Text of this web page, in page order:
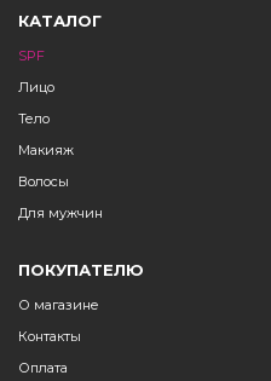
КАТАЛОГ
SPF
Лицо
Тело
Макияж
Волосы
Для мужчин
ПОКУПАТЕЛЮ
О магазине
Контакты
Оплата